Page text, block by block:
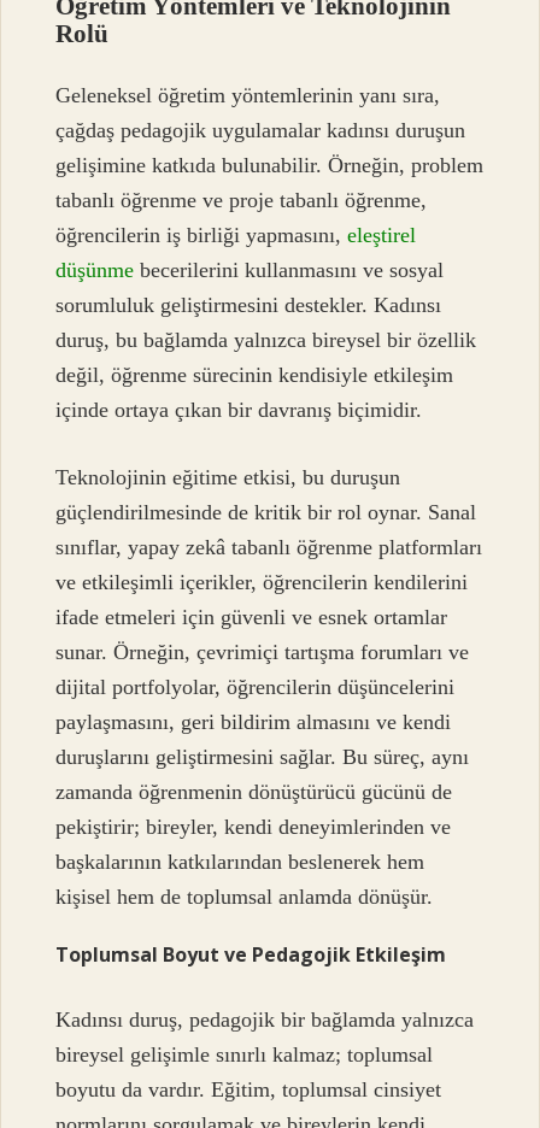
Rolü
Geleneksel öğretim yöntemlerinin yanı sıra,
çağdaş pedagojik uygulamalar kadınsı duruşun
gelişimine katkıda bulunabilir. Örneğin, problem
tabanlı öğrenme ve proje tabanlı öğrenme,
öğrencilerin iş birliği yapmasını,eleştirel
düşünme becerilerini kullanmasını ve sosyal
sorumluluk geliştirmesini destekler. Kadınsı
duruş, bu bağlamda yalnızca bireysel bir özellik
değil, öğrenme sürecinin kendisiyle etkileşim
içinde ortaya çıkan bir davranış biçimidir.
Teknolojinin eğitime etkisi, bu duruşun
güçlendirilmesinde de kritik bir rol oynar. Sanal
sınıflar, yapay zekâ tabanlı öğrenme platformları
ve etkileşimli içerikler, öğrencilerin kendilerini
ifade etmeleri için güvenli ve esnek ortamlar
sunar. Örneğin, çevrimiçi tartışma forumları ve
dijital portfolyolar, öğrencilerin düşüncelerini
paylaşmasını, geri bildirim almasını ve kendi
duruşlarını geliştirmesini sağlar. Bu süreç, aynı
zamanda öğrenmenin dönüştürücü gücünü de
pekiştirir; bireyler, kendi deneyimlerinden ve
başkalarının katkılarından beslenerek hem
kişisel hem de toplumsal anlamda dönüşür.
Toplumsal Boyut ve Pedagojik Etkileşim
Kadınsı duruş, pedagojik bir bağlamda yalnızca
bireysel gelişimle sınırlı kalmaz; toplumsal
boyutu da vardır. Eğitim, toplumsal cinsiyet